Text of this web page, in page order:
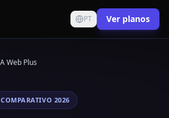
PT Ver planos
Web Plus
COMPARATIVO 2026